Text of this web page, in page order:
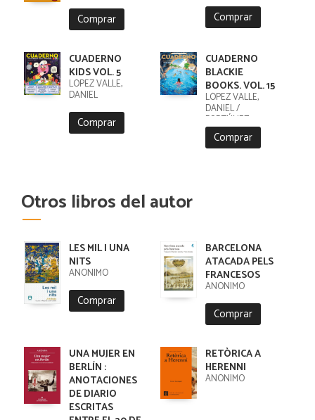
Comprar Comprar
CUADERNO
KIDS VOL. 5
LÓPEZ VALLE,
DANIEL
Comprar
CUADERNO
BLACKIE
BOOKS. VOL. 15
LÓPEZ VALLE,
DANIEL /
FORTÚNEZ,
CRISTOBAL
Comprar
Otros libros del autor
LES MIL I UNA
NITS
ANONIMO
Comprar
BARCELONA
ATACADA PELS
FRANCESOS
ANÓNIMO
Comprar
UNA MUJER EN
BERLÍN :
ANOTACIONES
DE DIARIO
ESCRITAS
RETÒRICA A
HERENNI
ANÓNIMO